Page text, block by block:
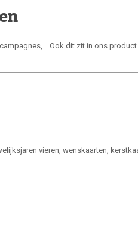
Ook dit zit in ons product
vieren, wenskaarten,